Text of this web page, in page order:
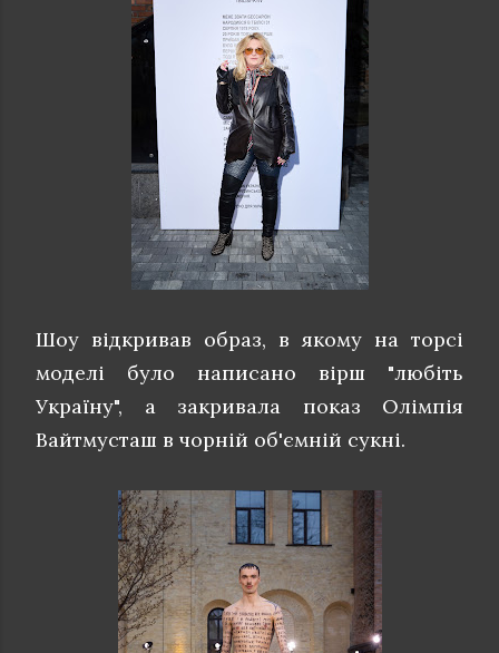
Шоу відкривав образ, в якому на торсі
моделі було написано вірш "любіть
Україну", а закривала показ Олімпія
Вайтмусташ в чорній об'ємній сукні.